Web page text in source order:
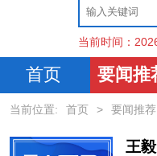
当前时间：
首页 要闻推
当前位置: 首页 > 要闻推荐